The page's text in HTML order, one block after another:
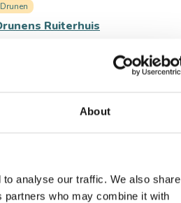
About
analyse our traffic. We also share
who may combine it with
Drunen
Ruiterhuis
Westen - Raamsdonk